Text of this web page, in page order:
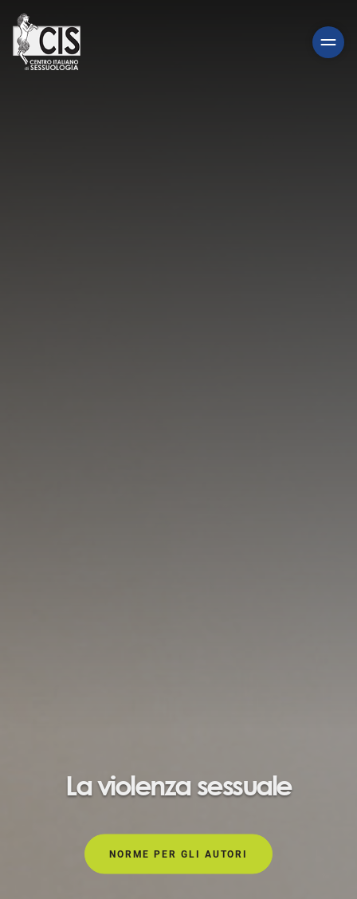
La violenza sessuale
NORME PER GLI AUTORI